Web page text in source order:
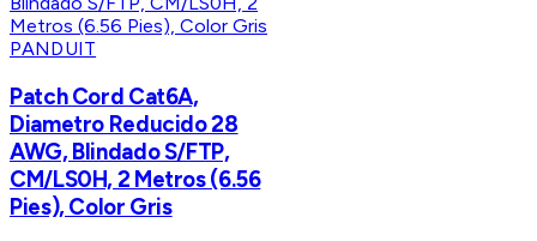
PANDUIT
Patch Cord Cat6A,
Diametro Reducido 28
AWG, Blindado S/FTP,
CM/LS0H, 2 Metros (6.56
Pies), Color Gris